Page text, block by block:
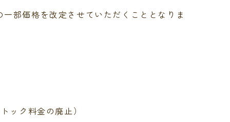
一部価格を改定させていただくこととなりま
ク料金の廃止）